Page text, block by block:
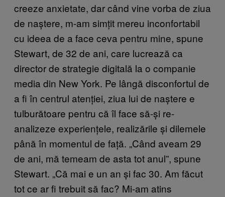
creeze anxietate, dar când vine vorba de ziua
de naștere, m-am simțit mereu inconfortabil
cu ideea de a face ceva pentru mine, spune
Stewart, de 32 de ani, care lucrează ca
director de strategie digitală la o companie
media din New York. Pe lângă disconfortul de
a fi în centrul atenției, ziua lui de naștere e
tulburătoare pentru că îl face să-și re-
analizeze experiențele, realizările și dilemele
până în momentul de față. „Când aveam 29
de ani, mă temeam de asta tot anul”, spune
Stewart. „Că mai e un an și fac 30. Am făcut
tot ce ar fi trebuit să fac? Mi-am atins